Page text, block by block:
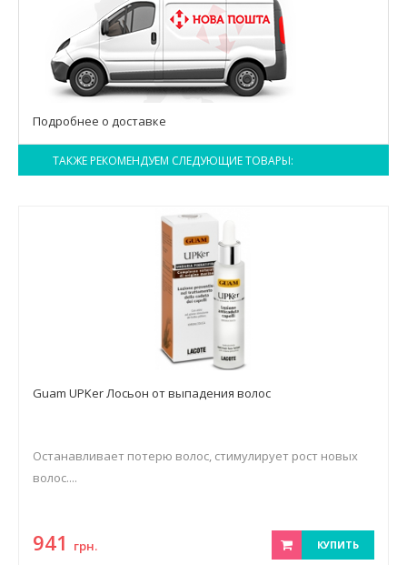
Подробнее о доставке
ТАКЖЕ РЕКОМЕНДУЕМ СЛЕДУЮЩИЕ ТОВАРЫ:
Guam UPKer Лосьон от выпадения волос
Останавливает потерю волос, стимулирует рост новых
волос....
941 грн. КУПИТЬ